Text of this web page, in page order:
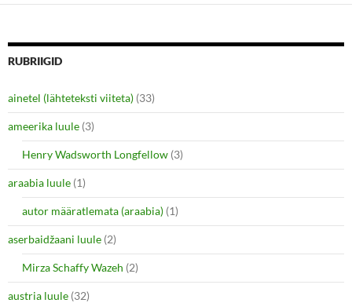
h
e
o
n
t
t
e
r
(
O
p
e
n
n
n
w
w
i
n
d
o
h
e
o
e
b
o
o
k
(
O
p
e
n
i
n
n
e
w
w
i
n
d
RUBRIIGID
ainetel (lähteteksti viiteta) (33)
ameerika luule (3)
Henry Wadsworth Longfellow (3)
araabia luule (1)
autor määratlemata (araabia) (1)
aserbaidžaani luule (2)
Mirza Schaffy Wazeh (2)
austria luule (32)